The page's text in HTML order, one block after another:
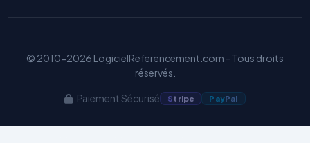
© 2010-2026 LogicielReferencement.com - Tous droits
réservés.
Paiement Sécurisé Stripe PayPal